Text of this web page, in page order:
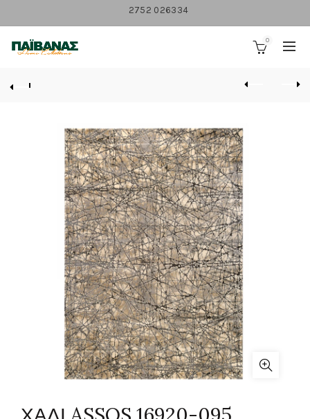
2752 026334
0